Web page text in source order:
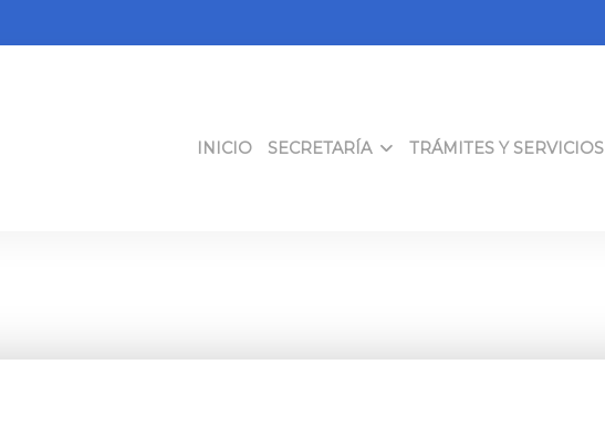
INICIO SECRETARÍA TRÁMITES Y SERVICIOS